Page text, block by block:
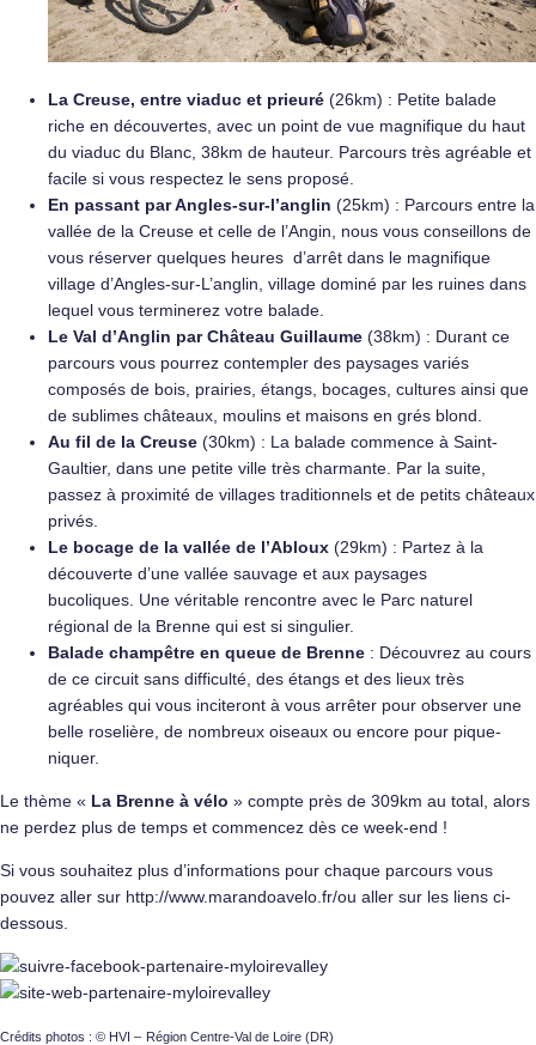
La Creuse, entre viaduc et prieuré (26km) : Petite balade
riche en découvertes, avec un point de vue magnifique du haut
du viaduc du Blanc, 38km de hauteur. Parcours très agréable et
facile si vous respectez le sens proposé.
En passant par Angles-sur-l’anglin (25km) : Parcours entre la
vallée de la Creuse et celle de l’Angin, nous vous conseillons de
vous réserver quelques heures d’arrêt dans le magnifique
village d’Angles-sur-L’anglin, village dominé par les ruines dans
lequel vous terminerez votre balade.
Le Val d’Anglin par Château Guillaume (38km) : Durant ce
parcours vous pourrez contempler des paysages variés
composés de bois, prairies, étangs, bocages, cultures ainsi que
de sublimes châteaux, moulins et maisons en grés blond.
Au fil de la Creuse (30km) : La balade commence à Saint-
Gaultier, dans une petite ville très charmante. Par la suite,
passez à proximité de villages traditionnels et de petits châteaux
privés.
Le bocage de la vallée de l’Abloux (29km) : Partez à la
découverte d’une vallée sauvage et aux paysages
bucoliques. Une véritable rencontre avec le Parc naturel
régional de la Brenne qui est si singulier.
Balade champêtre en queue de Brenne : Découvrez au cours
de ce circuit sans difficulté, des étangs et des lieux très
agréables qui vous inciteront à vous arrêter pour observer une
belle roselière, de nombreux oiseaux ou encore pour pique-
niquer.
Le thème « La Brenne à vélo » compte près de 309km au total, alors
ne perdez plus de temps et commencez dès ce week-end !
Si vous souhaitez plus d’informations pour chaque parcours vous
pouvez aller sur http://www.marandoavelo.fr/ou aller sur les liens ci-
dessous.
Crédits photos : © HVI – Région Centre-Val de Loire (DR)